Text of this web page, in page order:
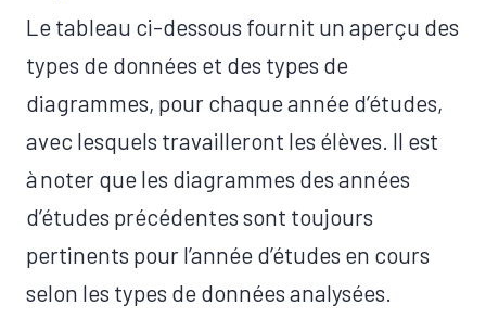
Le tableau ci-dessous fournit un aperçu des
types de données et des types de
diagrammes, pour chaque année d’études,
avec lesquels travailleront les élèves. Il est
à noter que les diagrammes des années
d’études précédentes sont toujours
pertinents pour l’année d’études en cours
selon les types de données analysées.